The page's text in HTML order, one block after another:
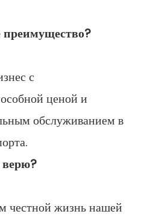
с
ценой и
обслуживанием в
честной жизнь нашей